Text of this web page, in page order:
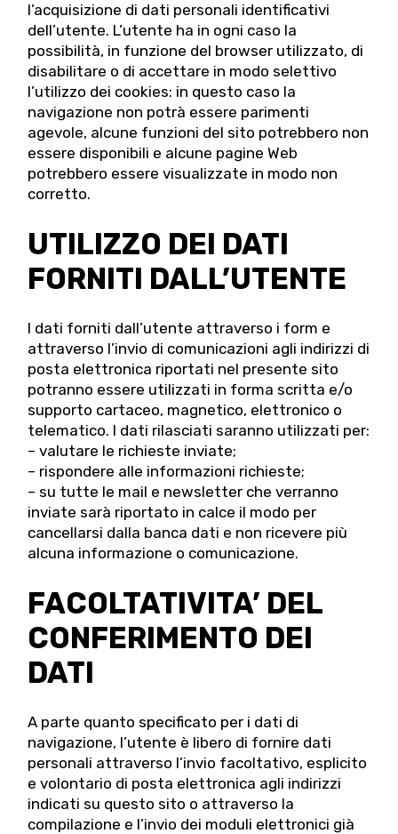
l’acquisizione di dati personali identificativi
dell’utente. L’utente ha in ogni caso la
possibilità, in funzione del browser utilizzato, di
disabilitare o di accettare in modo selettivo
l’utilizzo dei cookies: in questo caso la
navigazione non potrà essere parimenti
agevole, alcune funzioni del sito potrebbero non
essere disponibili e alcune pagine Web
potrebbero essere visualizzate in modo non
corretto.
UTILIZZO DEI DATI
FORNITI DALL’UTENTE
I dati forniti dall’utente attraverso i form e
attraverso l’invio di comunicazioni agli indirizzi di
posta elettronica riportati nel presente sito
potranno essere utilizzati in forma scritta e/o
supporto cartaceo, magnetico, elettronico o
telematico. I dati rilasciati saranno utilizzati per:
– valutare le richieste inviate;
– rispondere alle informazioni richieste;
– su tutte le mail e newsletter che verranno
inviate sarà riportato in calce il modo per
cancellarsi dalla banca dati e non ricevere più
alcuna informazione o comunicazione.
FACOLTATIVITA’ DEL
CONFERIMENTO DEI
DATI
A parte quanto specificato per i dati di
navigazione, l’utente è libero di fornire dati
personali attraverso l’invio facoltativo, esplicito
e volontario di posta elettronica agli indirizzi
indicati su questo sito o attraverso la
compilazione e l’invio dei moduli elettronici già